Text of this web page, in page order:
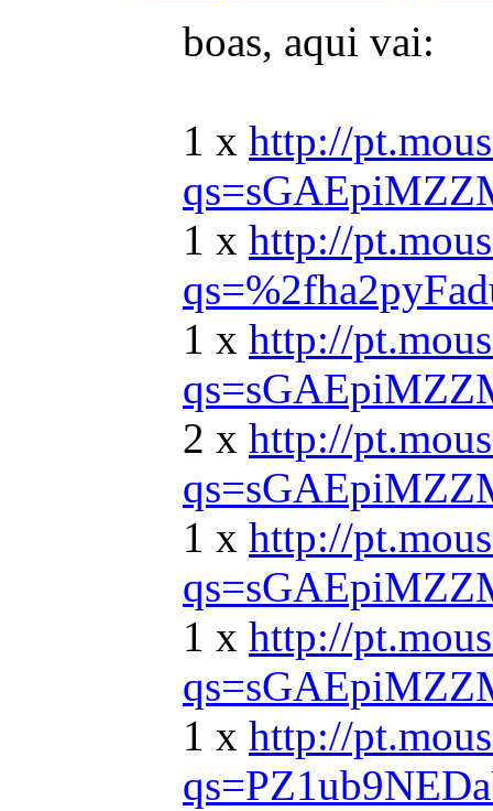
boas, aqui vai:
1 x http://
1 x http://
1 x http://
2 x http://
1 x http://
1 x http://
1 x http://